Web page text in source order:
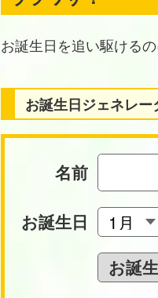
お誕生日ジェネレー
名前
お誕生日